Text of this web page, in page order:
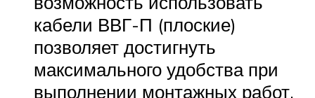
кабели ВВГ-П (плоские)
позволяет достигнуть
максимального удобства при
выполнении монтажных работ.